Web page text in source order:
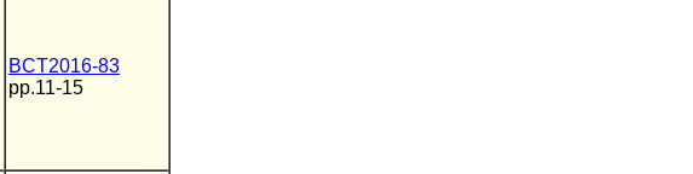
BCT2016-83
pp.11-15